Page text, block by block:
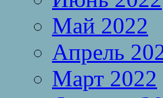
Май 2022
Апрель
Март 2022